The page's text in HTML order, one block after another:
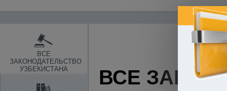
ВСЕ
ЗАКОНОДАТЕЛЬСТВО
УЗБЕКИСТАНА
ВСЕ